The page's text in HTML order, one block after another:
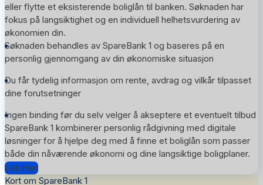
eller flytte et eksisterende boliglån til banken. Søknaden har
fokus på langsiktighet og en individuell helhetsvurdering av
økonomien din.
Søknaden behandles av SpareBank 1 og baseres på en
personlig gjennomgang av din økonomiske situasjon
Du får tydelig informasjon om rente, avdrag og vilkår tilpasset
dine forutsetninger
Ingen binding før du selv velger å akseptere et eventuelt tilbud
SpareBank 1 kombinerer personlig rådgivning med digitale
løsninger for å hjelpe deg med å finne et boliglån som passer
både din nåværende økonomi og dine langsiktige boligplaner.
Les mer
Kort om SpareBank 1